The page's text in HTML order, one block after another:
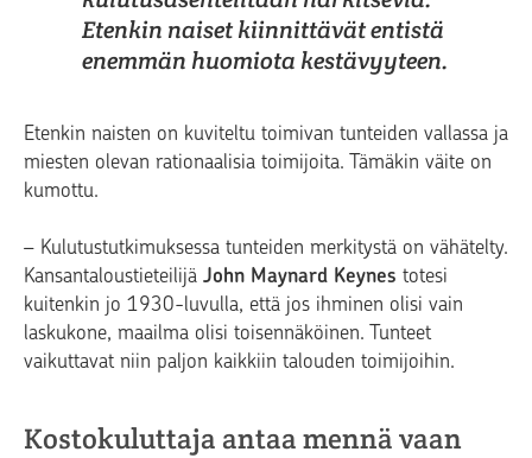
Etenkin naiset kiinnittävät entistä
enemmän huomiota kestävyyteen.
Etenkin naisten on kuviteltu toimivan tunteiden vallassa ja
miesten olevan rationaalisia toimijoita. Tämäkin väite on
kumottu.
– Kulutustutkimuksessa tunteiden merkitystä on vähätelty.
Kansantaloustieteilijä John Maynard Keynes totesi
kuitenkin jo 1930-luvulla, että jos ihminen olisi vain
laskukone, maailma olisi toisennäköinen. Tunteet
vaikuttavat niin paljon kaikkiin talouden toimijoihin.
Kostokuluttaja antaa mennä vaan